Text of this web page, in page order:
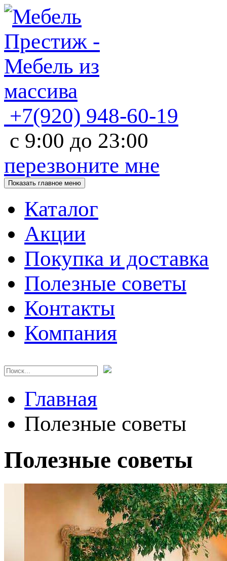
+7(920) 948-60-19
с 9:00 до 23:00
перезвоните мне
Показать главное меню
Каталог
Акции
Покупка и доставка
Полезные советы
Контакты
Компания
Главная
Полезные советы
Полезные советы